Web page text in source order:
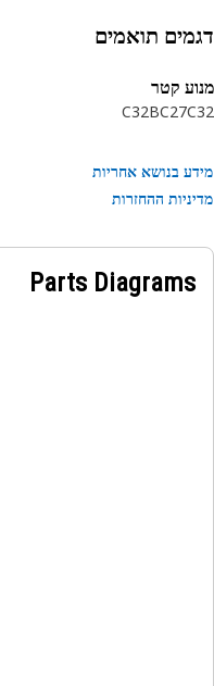
תואמים
קטר
C27
C32B
בנושא אחריות
ההחזרות
Parts Diagrams